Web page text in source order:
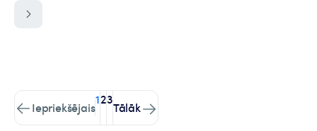
Iepriekšējais
123
Tālāk